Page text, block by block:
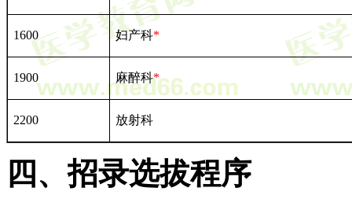
1600 妇产科*
1900 麻醉科*
2200 放射科
四、招录选拔程序